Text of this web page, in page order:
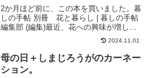
2か月ほど前に、この本を買いました。暮
しの手帖 別冊 花と暮らし | 暮しの手帖
編集部 (編集)最近、花への興味が増して
るんです。自分のための花束を買った
noteを書いた頃から。すごーく花が気に
なる。スマホのカメラロールもお花でい
っぱい。花...
2024.11.01
母の日＋しまじろうがのカーネー
ション。